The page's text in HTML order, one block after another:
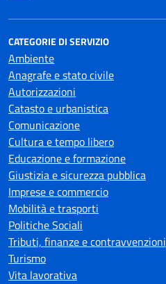
CATEGORIE DI SERVIZIO
Ambiente
Anagrafe e stato civile
Autorizzazioni
Catasto e urbanistica
Comunicazione
Cultura e tempo libero
Educazione e formazione
Giustizia e sicurezza pubblica
Imprese e commercio
Mobilità e trasporti
Politiche Sociali
Tributi, finanze e contravvenzioni
Turismo
Vita lavorativa